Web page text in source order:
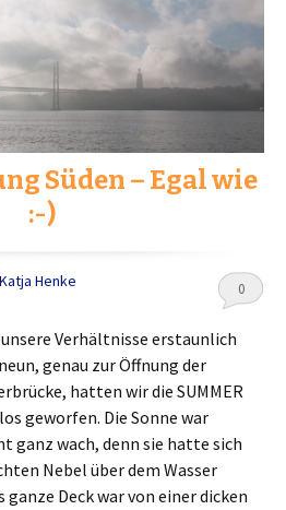
Süden – Egal wie
:-)
Katja Henke 0
Verhältnisse erstaunlich
genau zur Öffnung der
hatten wir die SUMMER
geworfen. Die Sonne war
ganz wach, denn sie hatte sich
Nebel über dem Wasser
Deck war von einer dicken